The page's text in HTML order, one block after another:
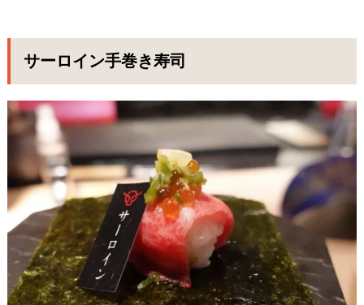
サーロイン手巻き寿司